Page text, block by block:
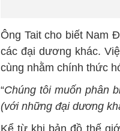
Ông Tait cho biết Nam
các đại dương khác.
cùng nhằm chính thức
“Chúng tôi muốn phân
(với những đại dương
Kể từ khi bản đồ thế